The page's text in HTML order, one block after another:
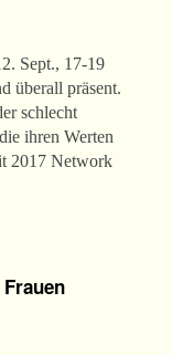
Sept., 17-19
überall präsent.
schlecht
ihren Werten
2017 Network